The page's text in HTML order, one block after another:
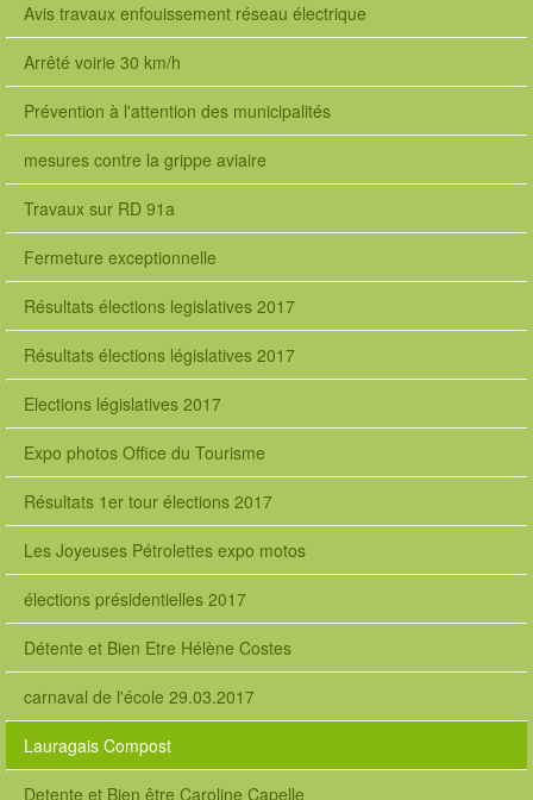
Avis travaux enfouissement réseau électrique
Arrêté voirie 30 km/h
Prévention à l'attention des municipalités
mesures contre la grippe aviaire
Travaux sur RD 91a
Fermeture exceptionnelle
Résultats élections legislatives 2017
Résultats élections législatives 2017
Elections législatives 2017
Expo photos Office du Tourisme
Résultats 1er tour élections 2017
Les Joyeuses Pétrolettes expo motos
élections présidentielles 2017
Détente et Bien Etre Hélène Costes
carnaval de l'école 29.03.2017
Lauragais Compost
Detente et Bien être Caroline Capelle